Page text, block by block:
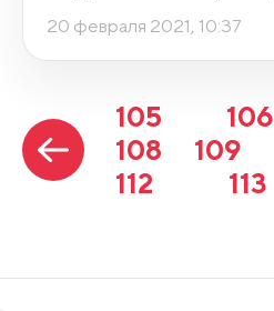
20 февраля 2021, 10:37
105 106
108
109
112
113